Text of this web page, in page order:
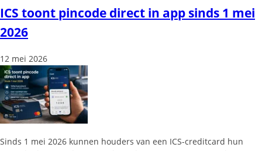
ICS toont pincode direct in app sinds 1 mei
2026
12 mei 2026
Sinds 1 mei 2026 kunnen houders van een ICS-creditcard hun